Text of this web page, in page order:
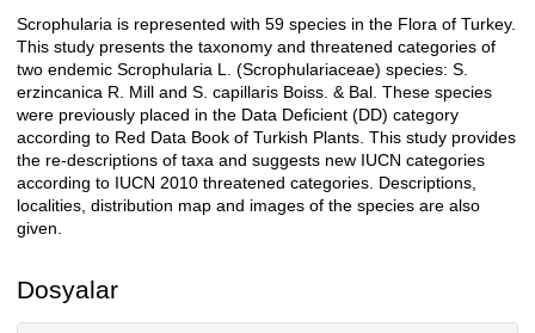
Açıklama
Scrophularia is represented with 59 species in the Flora of Turkey.
This study presents the taxonomy and threatened categories of
two endemic Scrophularia L. (Scrophulariaceae) species: S.
erzincanica R. Mill and S. capillaris Boiss. & Bal. These species
were previously placed in the Data Deficient (DD) category
according to Red Data Book of Turkish Plants. This study provides
the re-descriptions of taxa and suggests new IUCN categories
according to IUCN 2010 threatened categories. Descriptions,
localities, distribution map and images of the species are also
given.
Dosyalar